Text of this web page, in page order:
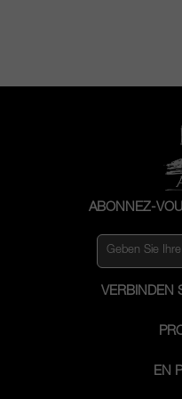
ABONNEZ-
VERBINDEN
EN